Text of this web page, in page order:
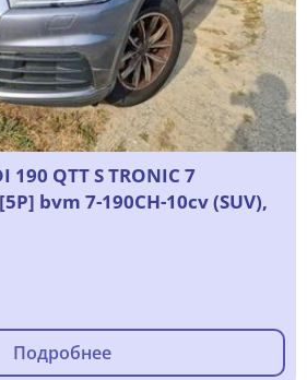
190 QTT S TRONIC 7
[5P] bvm 7-190CH-10cv (SUV),
Подробнее